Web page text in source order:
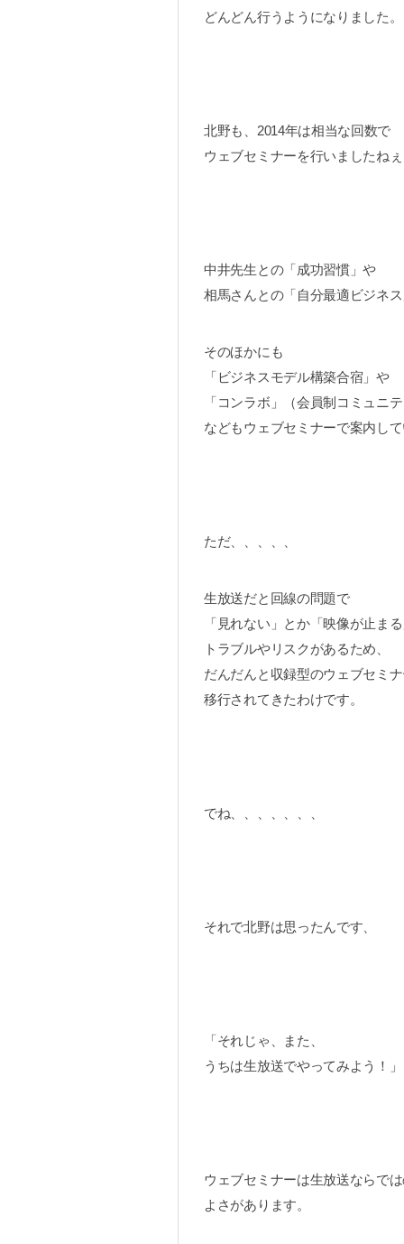
どんどん行うようになりました。
北野も、2014年は相当な回数で
ウェブセミナーを行いましたね
中井先生との「成功習慣」や
相馬さんとの「自分最適ビジネ
そのほかにも
「ビジネスモデル構築合宿」や
「コンラボ」（会員制コミュニ
などもウェブセミナーで案内し
ただ、、、、、
生放送だと回線の問題で
「見れない」とか「映像が止ま
トラブルやリスクがあるため、
だんだんと収録型のウェブセミ
移行されてきたわけです。
でね、、、、、、、
それで北野は思ったんです、
「それじゃ、また、
うちは生放送でやってみよう！
ウェブセミナーは生放送ならで
よさがあります。